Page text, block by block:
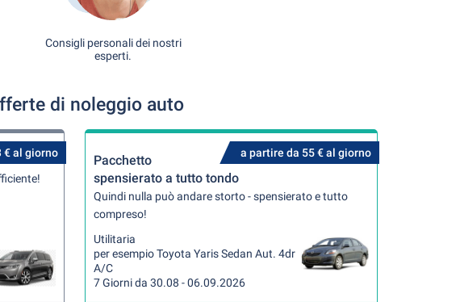
Consigli personali dei nostri
esperti.
di noleggio auto
€ al giorno a partire da 55 € al giorno
Pacchetto
spensierato a tutto tondo
Quindi nulla può andare storto - spensierato e tutto
compreso!
Utilitaria
per esempio Toyota Yaris Sedan Aut. 4dr
A/C
7 Giorni da 30.08 - 06.09.2026